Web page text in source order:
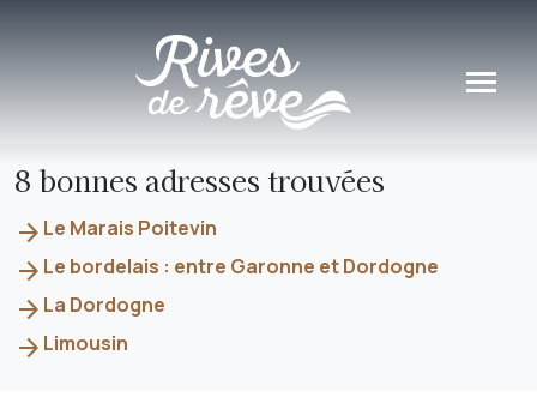
8 bonnes adresses trouvées
arrow_forward Le Marais Poitevin
arrow_forward Le bordelais : entre Garonne et Dordogne
arrow_forward La Dordogne
arrow_forward Limousin